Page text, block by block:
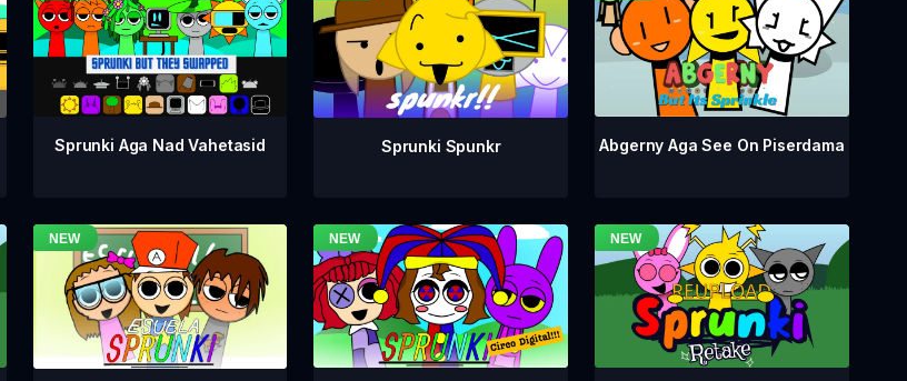
Sprunki Aga Nad Vahetasid Sprunki Spunkr Abgerny Aga See On Piserdama